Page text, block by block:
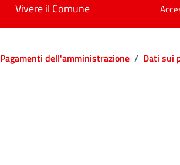
Vivere il Comune
Pagamenti dell'amministrazione / Dati sui